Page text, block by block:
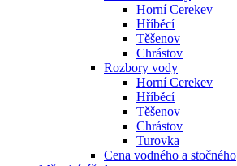
Horní Cerekev
Hříběcí
Těšenov
Chrástov
Rozbory vody
Horní Cerekev
Hříběcí
Těšenov
Chrástov
Turovka
Cena vodného a stočného